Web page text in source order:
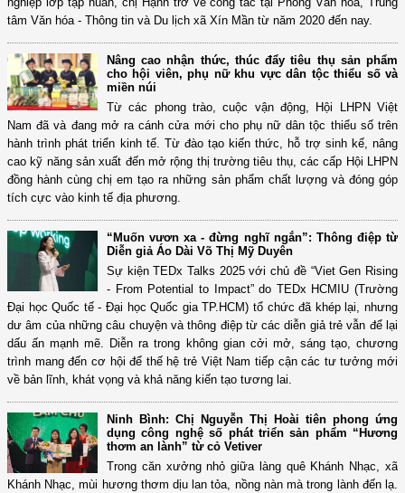
tâm Văn hóa - Thông tin và Du lịch xã Xín Mần từ năm 2020 đến nay.
Nâng cao nhận thức, thúc đẩy tiêu thụ sản phẩm
cho hội viên, phụ nữ khu vực dân tộc thiểu số và
miền núi
Từ các phong trào, cuộc vận động, Hội LHPN Việt
Nam đã và đang mở ra cánh cửa mới cho phụ nữ dân tộc thiểu số trên
hành trình phát triển kinh tế. Từ đào tạo kiến thức, hỗ trợ sinh kế, nâng
cao kỹ năng sản xuất đến mở rộng thị trường tiêu thụ, các cấp Hội LHPN
đồng hành cùng chị em tạo ra những sản phẩm chất lượng và đóng góp
tích cực vào kinh tế địa phương.
“Muốn vươn xa - đừng nghĩ ngắn”: Thông điệp từ
Diễn giả Áo Dài Võ Thị Mỹ Duyên
Sự kiện TEDx Talks 2025 với chủ đề “Viet Gen Rising
- From Potential to Impact” do TEDx HCMIU (Trường
Đại học Quốc tế - Đại học Quốc gia TP.HCM) tổ chức đã khép lại, nhưng
dư âm của những câu chuyện và thông điệp từ các diễn giả trẻ vẫn để lại
dấu ấn mạnh mẽ. Diễn ra trong không gian cởi mở, sáng tạo, chương
trình mang đến cơ hội để thế hệ trẻ Việt Nam tiếp cận các tư tưởng mới
về bản lĩnh, khát vọng và khả năng kiến tạo tương lai.
Ninh Bình: Chị Nguyễn Thị Hoài tiên phong ứng
dụng công nghệ số phát triển sản phẩm “Hương
thơm an lành” từ cỏ Vetiver
Trong căn xưởng nhỏ giữa làng quê Khánh Nhạc, xã
Khánh Nhạc, mùi hương thơm dịu lan tỏa, nồng nàn mà trong lành đến lạ.